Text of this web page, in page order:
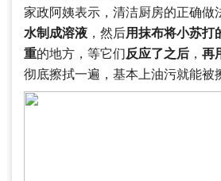
家政阿姨表示，清洁厨房的正确做
水制成溶液 ，然后用抹布将小苏打
重的地方，等它们反应了之后 ， 再
彻底擦拭一遍，基本上油污就能被